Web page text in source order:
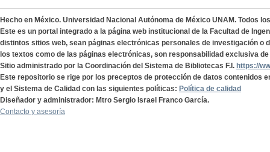
Hecho en México. Universidad Nacional Autónoma de México UNAM. Todos
Este es un portal integrado a la página web institucional de la Facultad de
distintos sitios web, sean páginas electrónicas personales de investigación o
los textos como de las páginas electrónicas, son responsabilidad exclusiva
Sitio administrado por la Coordinación del Sistema de Bibliotecas F.I. https://
Este repositorio se rige por los preceptos de protección de datos contenidos
y el Sistema de Calidad con las siguientes políticas: Política de calidad
Diseñador y administrador: Mtro Sergio Israel Franco García.
Contacto y asesoría